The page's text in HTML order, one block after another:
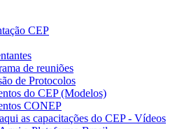
CEP
de reuniões
de Protocolos
do CEP (Modelos)
CONEP
as capacitações do CEP - Vídeos